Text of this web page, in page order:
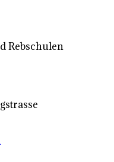
Rebschulen